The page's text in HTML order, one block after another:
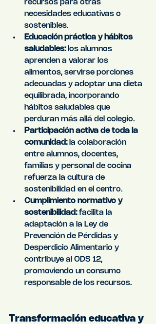
recursos para otras
necesidades educativas o
sostenibles.
Educación práctica y hábitos
saludables: los alumnos
aprenden a valorar los
alimentos, servirse porciones
adecuadas y adoptar una dieta
equilibrada, incorporando
hábitos saludables que
perduran más allá del colegio.
Participación activa de toda la
comunidad: la colaboración
entre alumnos, docentes,
familias y personal de cocina
refuerza la cultura de
sostenibilidad en el centro.
Cumplimiento normativo y
sostenibilidad: facilita la
adaptación a la Ley de
Prevención de Pérdidas y
Desperdicio Alimentario y
contribuye al ODS 12,
promoviendo un consumo
responsable de los recursos.
Transformación educativa y